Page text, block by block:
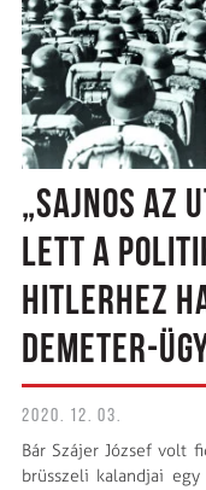
„SAJNOS AZ
LETT A
HITLERHEZ
DEMETER-
2020. 12. 03.
Bár Szájer József volt
brüsszeli kalandjai